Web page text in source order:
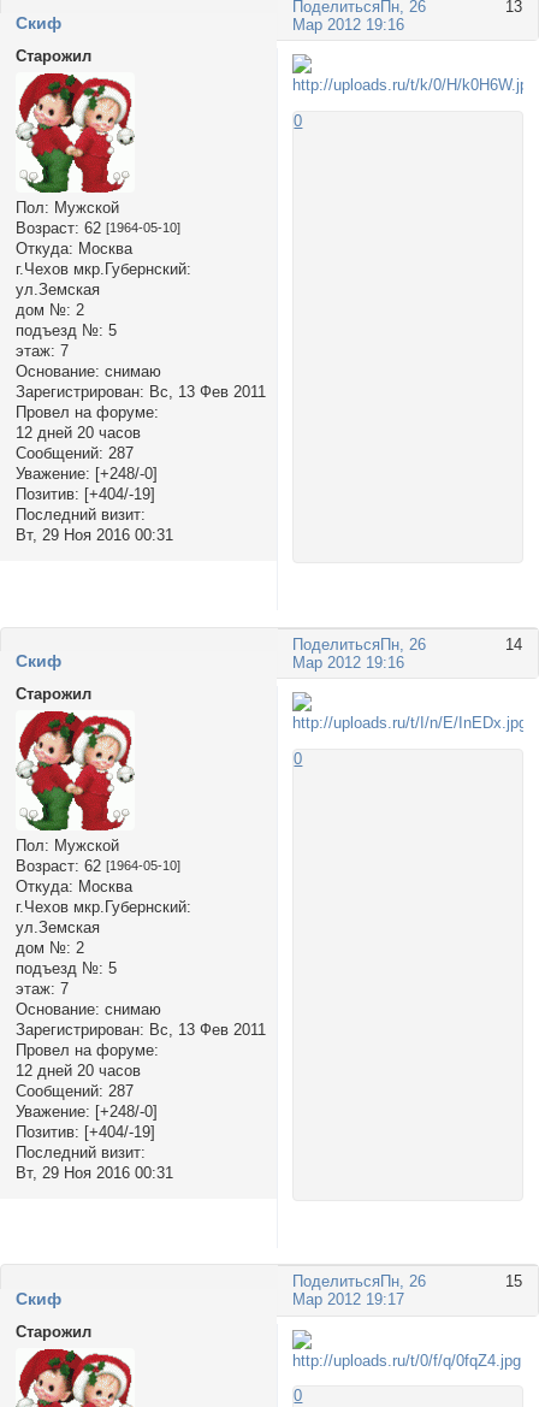
Поделиться 13
Пн, 26
Мар 2012 19:16
Cкиф
Старожил
Пол: Мужской
Возраст: 62 [1964-05-10]
Откуда: Москва
г.Чехов мкр.Губернский:
ул.Земская
дом №: 2
подъезд №: 5
этаж: 7
Основание: снимаю
Зарегистрирован: Вс, 13 Фев 2011
Провел на форуме:
12 дней 20 часов
Сообщений: 287
Уважение: [+248/-0]
Позитив: [+404/-19]
Последний визит:
Вт, 29 Ноя 2016 00:31
0
Поделиться 14
Пн, 26
Мар 2012 19:16
Cкиф
Старожил
Пол: Мужской
Возраст: 62 [1964-05-10]
Откуда: Москва
г.Чехов мкр.Губернский:
ул.Земская
дом №: 2
подъезд №: 5
этаж: 7
Основание: снимаю
Зарегистрирован: Вс, 13 Фев 2011
Провел на форуме:
12 дней 20 часов
Сообщений: 287
Уважение: [+248/-0]
Позитив: [+404/-19]
Последний визит:
Вт, 29 Ноя 2016 00:31
0
Поделиться 15
Пн, 26
Мар 2012 19:17
Cкиф
Старожил
0